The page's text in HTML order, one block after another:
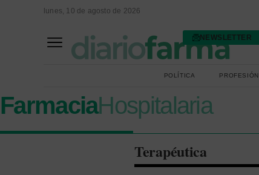
lunes, 10 de agosto de 2026
NEWSLETTER
POLÍTICA PROFESIÓN
FarmaciaHospitalaria
Terapéutica